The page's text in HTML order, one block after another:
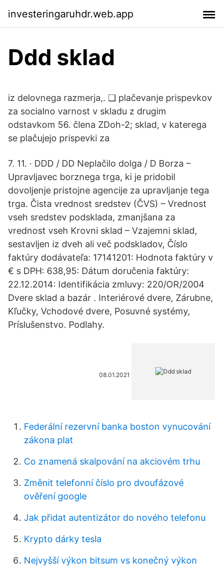
investeringaruhdr.web.app
Ddd sklad
iz delovnega razmerja,. ❑ plačevanje prispevkov
za socialno varnost v skladu z drugim
odstavkom 56. člena ZDoh-2; sklad, v katerega
se plačujejo prispevki za
7. 11. · DDD / DD Neplačilo dolga / D Borza –
Upravljavec borznega trga, ki je pridobil
dovoljenje pristojne agencije za upravljanje tega
trga. Čista vrednost sredstev (ČVS) – Vrednost
vseh sredstev podsklada, zmanjšana za
vrednost vseh Krovni sklad – Vzajemni sklad,
sestavljen iz dveh ali več podskladov, Číslo
faktúry dodávateľa: 17141201: Hodnota faktúry v
€ s DPH: 638,95: Dátum doručenia faktúry:
22.12.2014: Identifikácia zmluvy: 220/OR/2004
Dvere sklad a bazár . Interiérové dvere, Zárubne,
Kľučky, Vchodové dvere, Posuvné systémy,
Príslušenstvo. Podlahy.
08.01.2021
Federální rezervní banka boston vynucování
zákona plat
Co znamená skalpování na akciovém trhu
Změnit telefonní číslo pro dvoufázové
ověření google
Jak přidat autentizátor do nového telefonu
Krypto dárky tesla
Nejvyšší výkon bitsum vs konečný výkon